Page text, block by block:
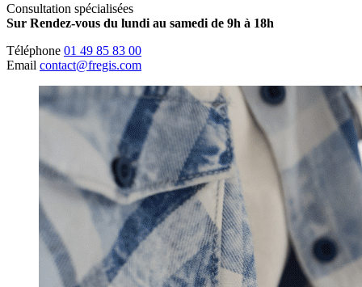
Consultation spécialisées
Sur Rendez-vous du lundi au samedi de 9h à 18h
Téléphone 01 49 85 83 00
Email contact@fregis.com